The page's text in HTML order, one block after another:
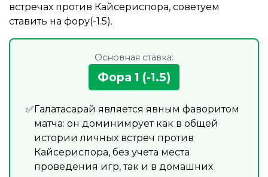
встречах против Кайсериспора, советуем
ставить на фору(-1.5).
Основная ставка:
Фора 1 (-1.5)
Галатасарай является явным фаворитом
матча: он доминимрует как в общей
истории личных встреч против
Кайсериспора, без учета места
проведения игр, так и в домашних